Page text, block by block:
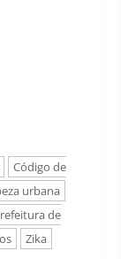
Código de
urbana
de
Zika